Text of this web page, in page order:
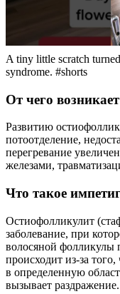
A tiny little scratch
syndrome. #shorts
От чего
Развитию
потоотделение,
перегревание
железами,
Что такое
Остиофолликулит
заболевание, при
волосяной фолликулы
происходит из-за
в определенную
вызывает раздражение.